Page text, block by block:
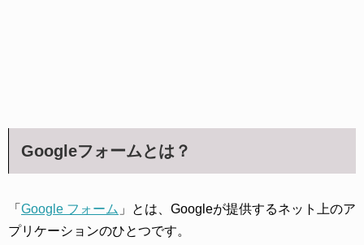
Googleフォームとは？
「 Google フォーム 」とは、Googleが提供するネット上のア
プリケーションのひとつです。